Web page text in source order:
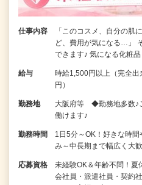
仕事内容
「このコスメ、自分の肌
ど、費用が気になる…」
できます♪ 気になる化粧
給与
時給1,500円以上（完全
円）
勤務地
大阪府等 ◆勤務地多数♪
働けます♪
勤務時間
1日5分～OK！好きな時
み～中長期まで幅広く大
応募資格
未経験OK＆年齢不問！
会社員・派遣社員・契約